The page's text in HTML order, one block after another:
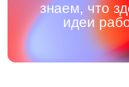
знаем, что
идеи